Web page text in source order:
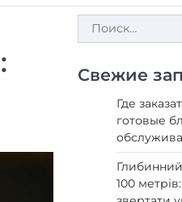
Найти:
Свежие
Где
готовые
100